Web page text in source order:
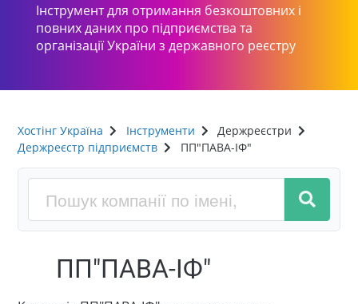
Інструмент для отримання безкоштовних і
повних даних про підприємства та
організації України з державного реєстру
Хостінг Україна Інструменти
Держреєстри
Держреєстр підприємств
ПП"ПАВА-ІФ"
ПП"ПАВА-ІФ"